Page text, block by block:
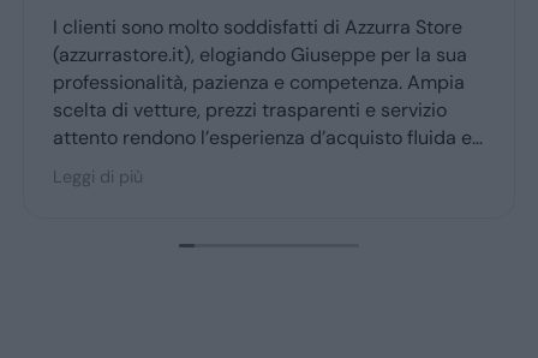
sono molto soddisfatti di Azzurra Store
elogiando Giuseppe per la sua
pazienza e competenza. Ampia
di vetture, prezzi trasparenti e servizio
rendono l’esperienza d’acquisto fluida e
per la maggior parte degli utenti.
di più